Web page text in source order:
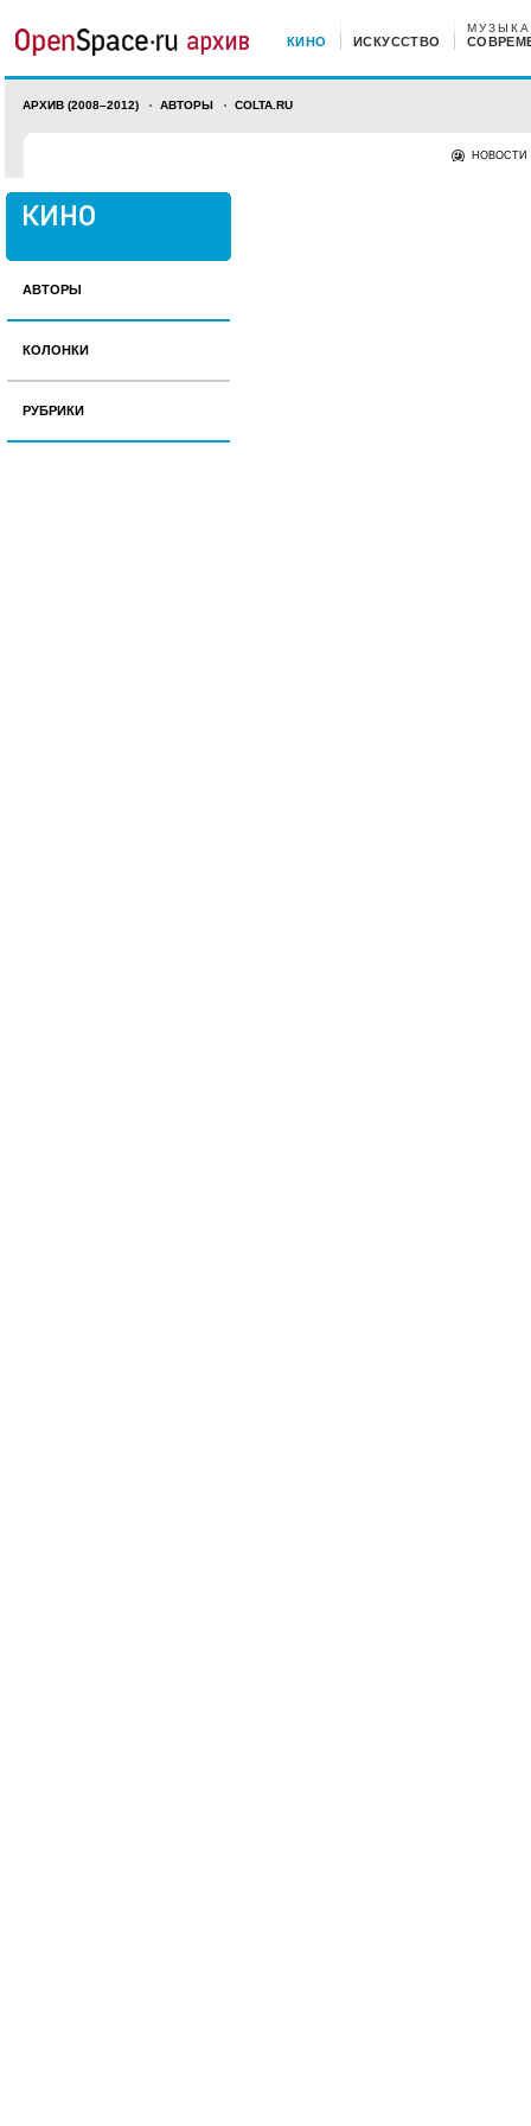
КИНО ИСКУССТВО
МУЗЫКА
АРХИВ (2008–2012) АВТОРЫ COLTA.RU
НОВОСТИ
АВТОРЫ
КОЛОНКИ
РУБРИКИ